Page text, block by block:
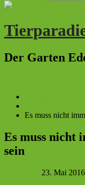
Der Garten
Es muss nicht
Es muss nicht
sein
23. Mai 2016